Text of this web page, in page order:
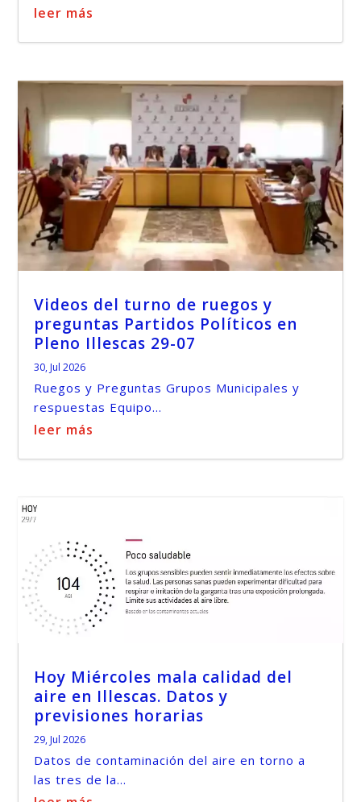
leer más
Videos del turno de ruegos y
preguntas Partidos Políticos en
Pleno Illescas 29-07
30, Jul 2026
Ruegos y Preguntas Grupos Municipales y
respuestas Equipo...
leer más
Hoy Miércoles mala calidad del
aire en Illescas. Datos y
previsiones horarias
29, Jul 2026
Datos de contaminación del aire en torno a
las tres de la...